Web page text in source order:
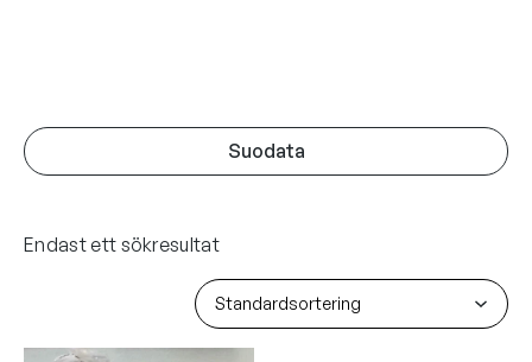
Suodata
Endast ett sökresultat